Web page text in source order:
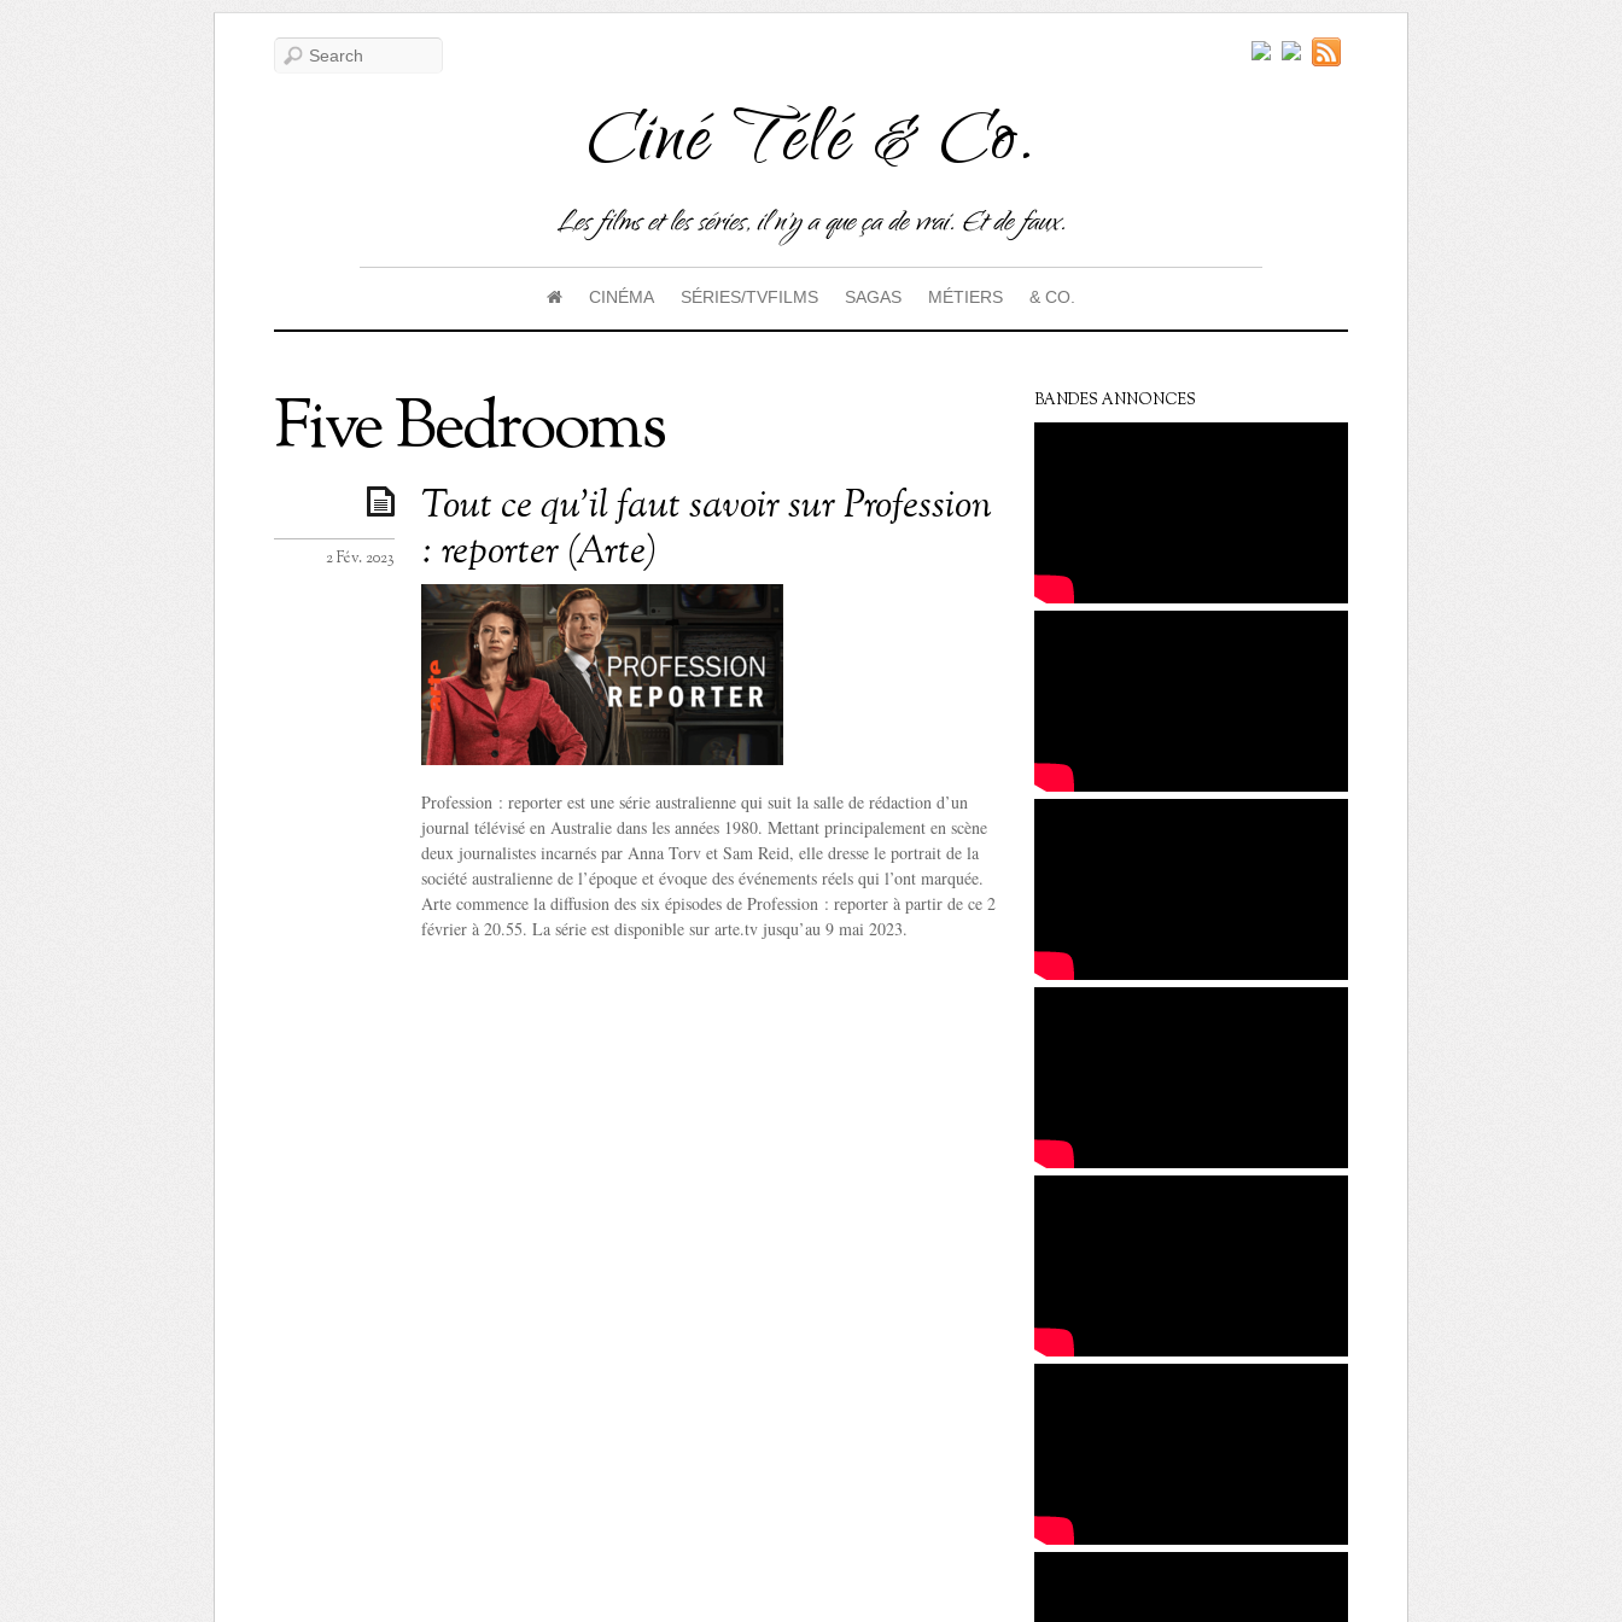
Ciné Télé & Co.
Les films et les séries, il n'y a que ça de vrai. Et de faux.
CINÉMA SÉRIES/TVFILMS SAGAS MÉTIERS & CO.
Five Bedrooms
Tout ce qu’il faut savoir sur Profession
: reporter (Arte)
2 Fév. 2023
Profession : reporter est une série australienne qui suit la salle de rédaction d’un
journal télévisé en Australie dans les années 1980. Mettant principalement en scène
deux journalistes incarnés par Anna Torv et Sam Reid, elle dresse le portrait de la
société australienne de l’époque et évoque des événements réels qui l’ont marquée.
Arte commence la diffusion des six épisodes de Profession : reporter à partir de ce 2
février à 20.55. La série est disponible sur arte.tv jusqu’au 9 mai 2023.
BANDES ANNONCES